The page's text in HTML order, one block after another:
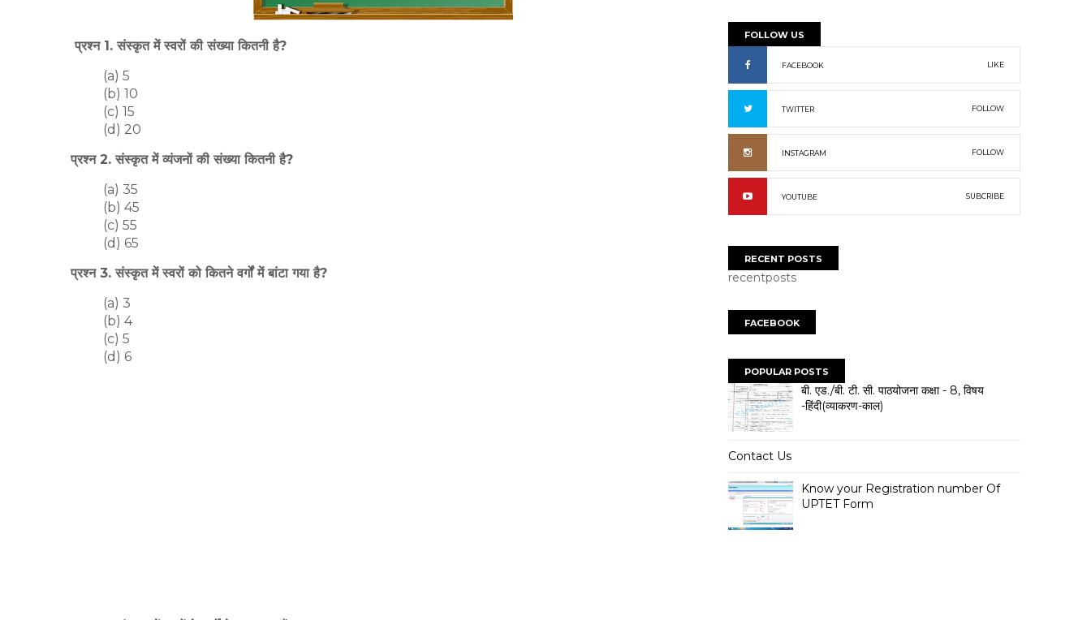
प्रश्न 1. संस्कृत में स्वरों की संख्या कितनी है?
(a) 5
(b) 10
(c) 15
(d) 20
प्रश्न 2. संस्कृत में व्यंजनों की संख्या कितनी है?
(a) 35
(b) 45
(c) 55
(d) 65
प्रश्न 3. संस्कृत में स्वरों को कितने वर्गों में बांटा गया है?
(a) 3
(b) 4
(c) 5
(d) 6
FOLLOW US
FACEBOOK LIKE
TWITTER FOLLOW
INSTAGRAM FOLLOW
YOUTUBE SUBCRIBE
RECENT POSTS
recentposts
FACEBOOK
POPULAR POSTS
बी. एड./बी. टी. सी. पाठयोजना कक्षा - 8, विषय
-हिंदी(व्याकरण-काल)
Contact Us
Know your Registration number Of
UPTET Form